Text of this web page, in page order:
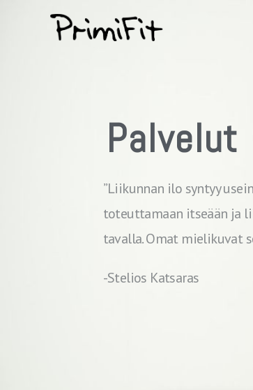
Palvelut
”Liikunnan ilo syntyy
toteuttamaan itseään ja
tavalla. Omat mielikuvat
-Stelios Katsaras